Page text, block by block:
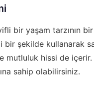
bir yaşam tarzının
bir şekilde kullanarak
mutluluk hissi de
sahip olabilirsiniz.